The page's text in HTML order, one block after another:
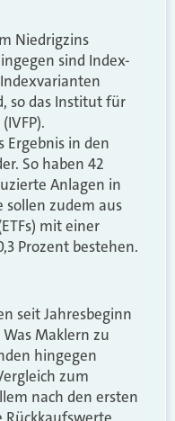
Niedrigzins
sind Index-
so das Institut für
Ergebnis in den
So haben 42
Anlagen in
sollen zudem aus
mit einer
Prozent bestehen.
seit Jahresbeginn
Maklern zu
hingegen
zum
nach den ersten